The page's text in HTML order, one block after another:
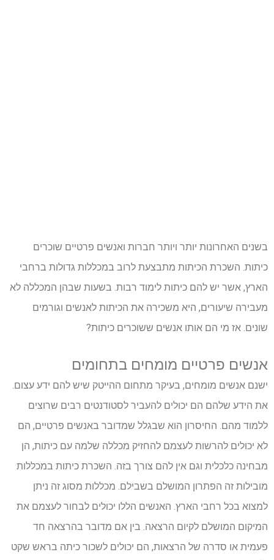
בשנים האחרונות יותר ויותר חברות ואנשים פרטיים שוכרים
כיתות. השכרת הכיתות מתבצעת לרוב במכללות גדולות ברחבי
הארץ, אשר יש להם כיתות לימוד רבות. בשעות שבהן המכללה לא
מעבירה שיעורים, היא משכירה את הכיתות לאנשים וגורמים
שונים. אז מי הם אותו אנשים ששוכרים כיתות?
אנשים פרטיים מומחים בתחומים
ישנם אנשים מומחים, בעיקר מתחום ההייטק שיש להם ידע עצום.
את הידע שלהם הם יכולים להעביר לסטודנטים רבים שרוצים
ללמוד מהם. החיסרון הוא שבגלל שמדובר באנשים פרטיים, הם
לא יכולים להרשות לעצמם להחזיק מכללה שלמה עם כיתות, הן
מבחינה כלכלית וגם אין להם צורך בזה. השכרת כיתות במכללות
מובילות זה הפתרון המושלם בשבילם. מכללות מסוג זה ניתן
למצוא בכל רחבי הארץ. האנשים הללו יכולים לבחור לעצמם את
המיקום המושלם לקיום הרצאה. בין אם מדובר בהרצאה חד
פעמית או סדרה של הרצאות, הם יכולים לשכור כיתה בראש שקט